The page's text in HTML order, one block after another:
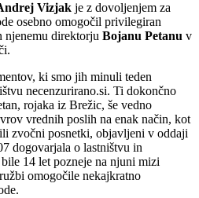
Vizjak je z dovoljenjem za
osebno omogočil privilegiran
njenemu direktorju Bojanu Petanu v
ki smo jih minuli teden
necenzurirano.si. Ti dokončno
rojaka iz Brežic, še vedno
vrednih poslih na enak način, kot
zvočni posnetki, objavljeni v oddaji
dogovarjala o lastništvu in
14 let pozneje na njuni mizi
omogočile nekajkratno